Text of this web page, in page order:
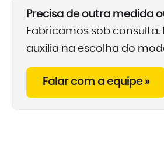
Precisa de outra medida
Fabricamos sob consulta.
auxilia na escolha do
Falar com a equipe »